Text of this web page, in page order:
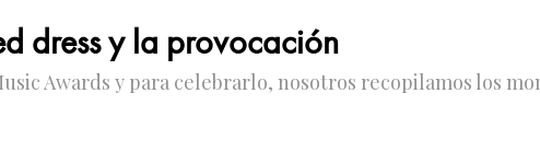
dress y la provocación
Awards y para celebrarlo, nosotros recopilamos los